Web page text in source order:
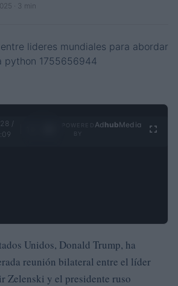
· 3 min
/
Ad hubMedia
Unidos, Donald Trump, ha
reunión bilateral entre el líder
Zelenski y el presidente ruso